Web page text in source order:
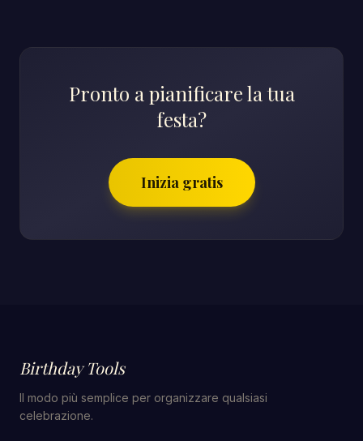
Pronto a pianificare la tua
festa?
Inizia gratis
Birthday Tools
Il modo più semplice per organizzare qualsiasi
celebrazione.